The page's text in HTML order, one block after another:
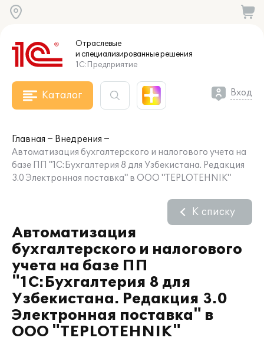
Отраслевые
и специализированныерешения
1С:Предприятие
Каталог Вход
Главная
Внедрения
Автоматизация бухгалтерского и налогового учета на
базе ПП "1С:Бухгалтерия 8 для Узбекистана. Редакция
3.0 Электронная поставка" в ООО "TEPLOTEHNIK"
Автоматизация
бухгалтерского и налогового
учета на базе ПП
"1С:Бухгалтерия 8 для
Узбекистана. Редакция 3.0
Электронная поставка" в
ООО "TEPLOTEHNIK"
К списку